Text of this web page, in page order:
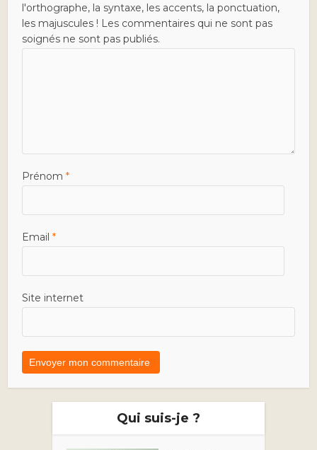
l'orthographe, la syntaxe, les accents, la ponctuation,
les majuscules ! Les commentaires qui ne sont pas
soignés ne sont pas publiés.
Prénom*
Email*
Site internet
Qui suis-je ?